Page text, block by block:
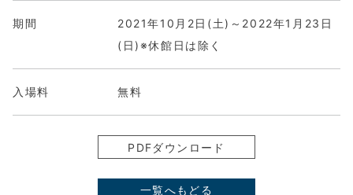
期間
2021年10月2日(土)～2022年1月23日
(日)※休館日は除く
入場料 無料
PDFダウンロード
一覧へもどる